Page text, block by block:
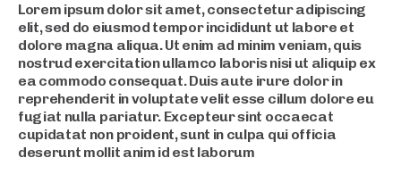
Lorem ipsum dolor sit amet, consectetur adipiscing
elit, sed do eiusmod tempor incididunt ut labore et
dolore magna aliqua. Ut enim ad minim veniam, quis
nostrud exercitation ullamco laboris nisi ut aliquip ex
ea commodo consequat. Duis aute irure dolor in
reprehenderit in voluptate velit esse cillum dolore eu
fugiat nulla pariatur. Excepteur sint occaecat
cupidatat non proident, sunt in culpa qui officia
deserunt mollit anim id est laborum